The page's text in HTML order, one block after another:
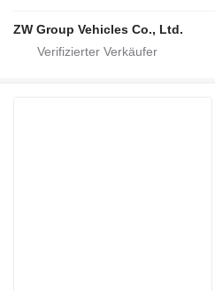
ZW Group Vehicles Co., Ltd.